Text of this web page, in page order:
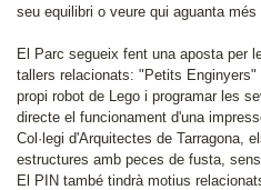
seu equilibri o veure qui aguanta
El Parc segueix fent una aposta per
tallers relacionats: "Petits
propi robot de Lego i programar les
directe el funcionament d'una
Col·legi d'Arquitectes de Tarragona,
estructures amb peces de fusta,
El PIN també tindrà motius